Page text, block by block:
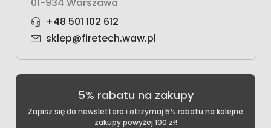
+48 501 102 612
sklep@firetech.waw.pl
5% rabatu na zakupy
Zapisz się do newslettera i otrzymaj 5% rabatu na kolejne
zakupy powyżej 100 zł!